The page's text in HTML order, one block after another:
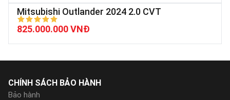
Mitsubishi Outlander 2024 2.0 CVT
825.000.000 VNĐ
CHÍNH SÁCH BẢO HÀNH
Bảo hành